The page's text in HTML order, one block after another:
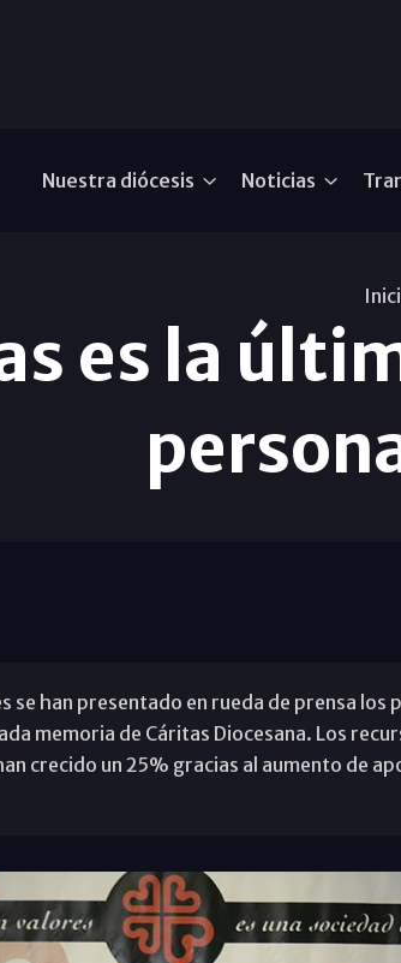
Nuestra diócesis Noticias
es la
se han presentado en rueda de prensa los
memoria de Cáritas Diocesana. Los
crecido un 25% gracias al aumento de